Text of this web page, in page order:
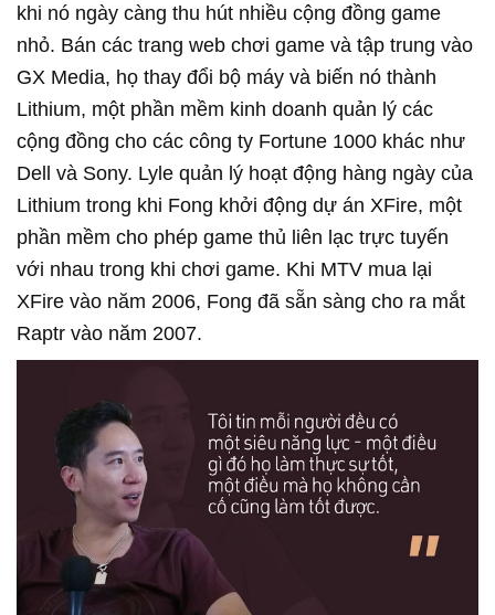
khi nó ngày càng thu hút nhiều cộng đồng game
nhỏ. Bán các trang web chơi game và tập trung vào
GX Media, họ thay đổi bộ máy và biến nó thành
Lithium, một phần mềm kinh doanh quản lý các
cộng đồng cho các công ty Fortune 1000 khác như
Dell và Sony. Lyle quản lý hoạt động hàng ngày của
Lithium trong khi Fong khởi động dự án XFire, một
phần mềm cho phép game thủ liên lạc trực tuyến
với nhau trong khi chơi game. Khi MTV mua lại
XFire vào năm 2006, Fong đã sẵn sàng cho ra mắt
Raptr vào năm 2007.